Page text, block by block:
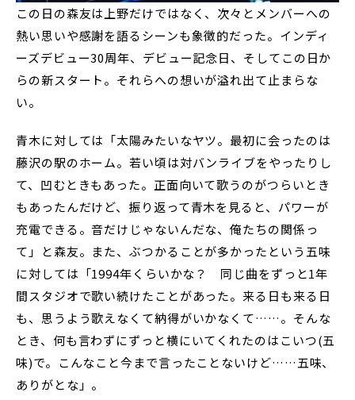
この日の森友は上野だけではなく、次々とメンバーへの
熱い思いや感謝を語るシーンも象徴的だった。インディ
ーズデビュー30周年、デビュー記念日、そしてこの日か
らの新スタート。それらへの想いが溢れ出て止まらな
い。
青木に対しては「太陽みたいなヤツ。最初に会ったのは
藤沢の駅のホーム。若い頃は対バンライブをやったりし
て、凹むときもあった。正面向いて歌うのがつらいとき
もあったんだけど、振り返って青木を見ると、パワーが
充電できる。音だけじゃないんだな、俺たちの関係っ
て」と森友。また、ぶつかることが多かったという五味
に対しては「1994年くらいかな？ 同じ曲をずっと1年
間スタジオで歌い続けたことがあった。来る日も来る日
も、思うよう歌えなくて納得がいかなくて……。そんな
とき、何も言わずにずっと横にいてくれたのはこいつ(五
味)で。こんなこと今まで言ったことないけど……五味、
ありがとな」。